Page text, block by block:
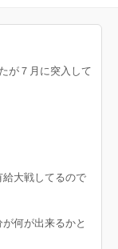
が７月に突入して
大戦してるので
何が出来るかと